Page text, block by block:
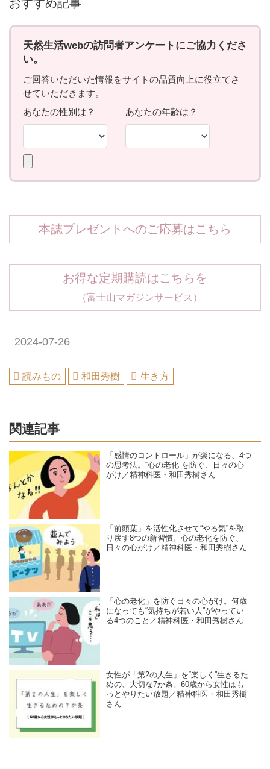
おすすめ記事
本誌プレゼントへのご応募はこちら
お得な定期購読はこちらを
（富士山マガジンサービス）
2024-07-26
読みもの 和田秀樹 生き方
関連記事
「感情のコントロール」が楽になる、4つ
の思考法。“心の老化”を防ぐ、日々の心
がけ／精神科医・和田秀樹さん
「前頭葉」を活性化させて“やる気”を取
り戻す8つの新習慣。心の老化を防ぐ、
日々の心がけ／精神科医・和田秀樹さん
「心の老化」を防ぐ日々の心がけ。何歳
になっても“気持ちが若い人”がやってい
る4つのこと／精神科医・和田秀樹さん
女性が「第2の人生」を“楽しく”生きるた
めの、大切な7か条。60歳から女性はも
っとやりたい放題／精神科医・和田秀樹
さん